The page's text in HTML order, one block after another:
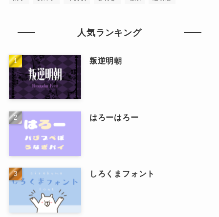
人気ランキング
叛逆明朝
はろーはろー
しろくまフォント